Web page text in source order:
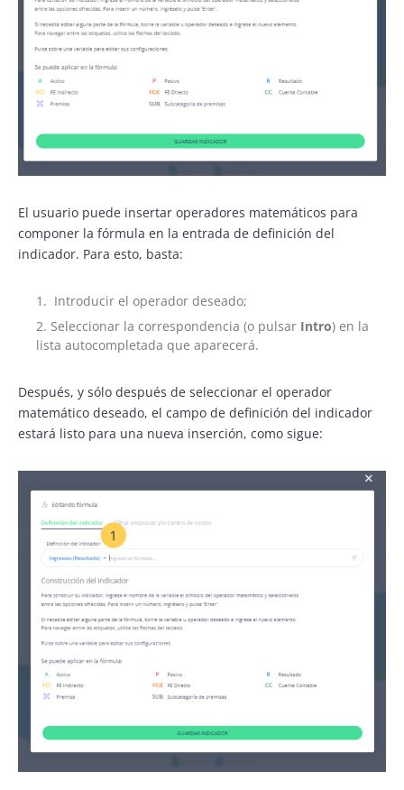
El usuario puede insertar operadores matemáticos para
componer la fórmula en la entrada de definición del
indicador. Para esto, basta:
Introducir el operador deseado;
Seleccionar la correspondencia (o pulsar Intro) en la
lista autocompletada que aparecerá.
Después, y sólo después de seleccionar el operador
matemático deseado, el campo de definición del indicador
estará listo para una nueva inserción, como sigue: